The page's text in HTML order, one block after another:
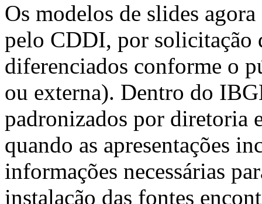
Os modelos de slides
pelo CDDI, por solicitação
diferenciados conforme o
ou externa). Dentro do
padronizados por diretoria
quando as apresentações
informações necessárias
instalação das fontes